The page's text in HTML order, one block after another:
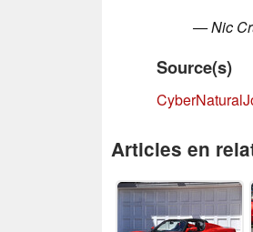
— Nic
Source(s)
CyberNatural
Articles en